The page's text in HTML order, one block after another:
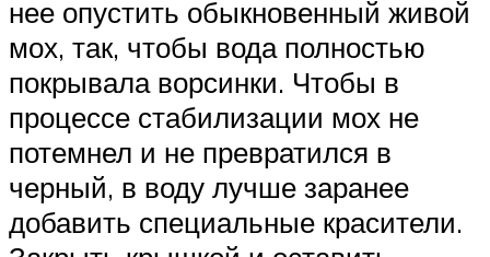
нее опустить обыкновенный живой
мох, так, чтобы вода полностью
покрывала ворсинки. Чтобы в
процессе стабилизации мох не
потемнел и не превратился в
черный, в воду лучше заранее
добавить специальные красители.